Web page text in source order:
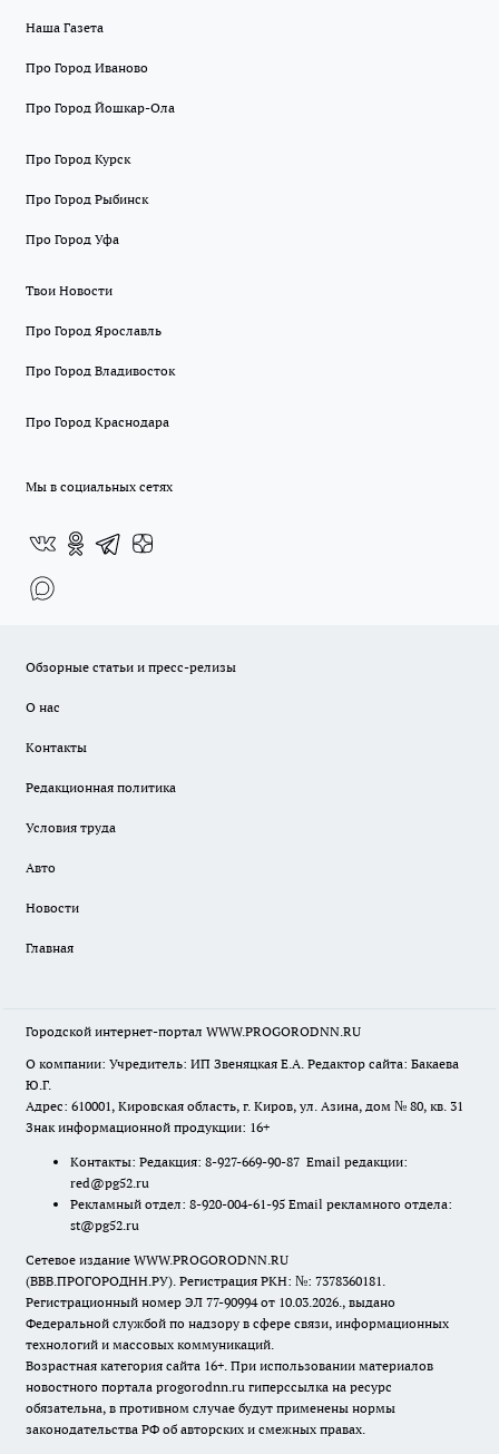
Наша Газета
Про Город Иваново
Про Город Йошкар-Ола
Про Город Курск
Про Город Рыбинск
Про Город Уфа
Твои Новости
Про Город Ярославль
Про Город Владивосток
Про Город Краснодара
Мы в социальных сетях
Обзорные статьи и пресс-релизы
О нас
Контакты
Редакционная политика
Условия труда
Авто
Новости
Главная
Городской интернет-портал WWW.PROGORODNN.RU
О компании: Учредитель: ИП Звеняцкая Е.А. Редактор сайта: Бакаева
Ю.Г.
Адрес: 610001, Кировская область, г. Киров, ул. Азина, дом № 80, кв. 31
Знак информационной продукции: 16+
Контакты: Редакция: 8-927-669-90-87 Email редакции:
red@pg52.ru
Рекламный отдел: 8-920-004-61-95 Email рекламного отдела:
st@pg52.ru
Сетевое издание WWW.PROGORODNN.RU
(ВВВ.ПРОГОРОДНН.РУ). Регистрация РКН: №: 7378360181.
Регистрационный номер ЭЛ 77-90994 от 10.03.2026., выдано
Федеральной службой по надзору в сфере связи, информационных
технологий и массовых коммуникаций.
Возрастная категория сайта 16+. При использовании материалов
новостного портала progorodnn.ru гиперссылка на ресурс
обязательна, в противном случае будут применены нормы
законодательства РФ об авторских и смежных правах.